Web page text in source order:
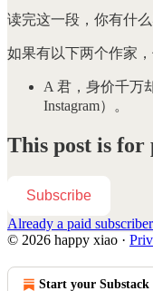
读完这一段，你有什
如果有以下两个作家
A 君，身价千万
Instagram）。
This post is for
Subscribe
Already a paid
© 2026 happy xiao ·
Start your Substack